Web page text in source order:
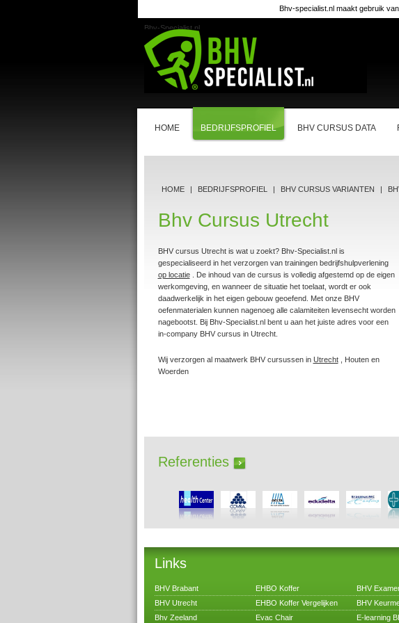
Bhv-specialist.nl maakt gebruik
Bhv-Specialist.nl
HOME BEDRIJFSPROFIEL BHV CURSUS DATA
HOME | BEDRIJFSPROFIEL | BHV CURSUS VARIANTEN |
Bhv Cursus Utrecht
BHV cursus Utrecht is wat u zoekt? Bhv-Specialist.nl is
gespecialiseerd in het verzorgen van trainingen bedrijfshulpverlening
op locatie. De inhoud van de cursus is volledig afgestemd op de eigen
werkomgeving, en wanneer de situatie het toelaat, wordt er ook
daadwerkelijk in het eigen gebouw geoefend. Met onze BHV
oefenmaterialen kunnen nagenoeg alle calamiteiten levensecht worden
nagebootst. Bij Bhv-Specialist.nl bent u aan het juiste adres voor een
in-company BHV cursus in Utrecht.
Wij verzorgen al maatwerk BHV cursussen in Utrecht, Houten en
Woerden
Referenties
Links
BHV Brabant
BHV Utrecht
Bhv Zeeland
EHBO Koffer
EHBO Koffer Vergelijken
Evac Chair
BHV
BHV
E-learning